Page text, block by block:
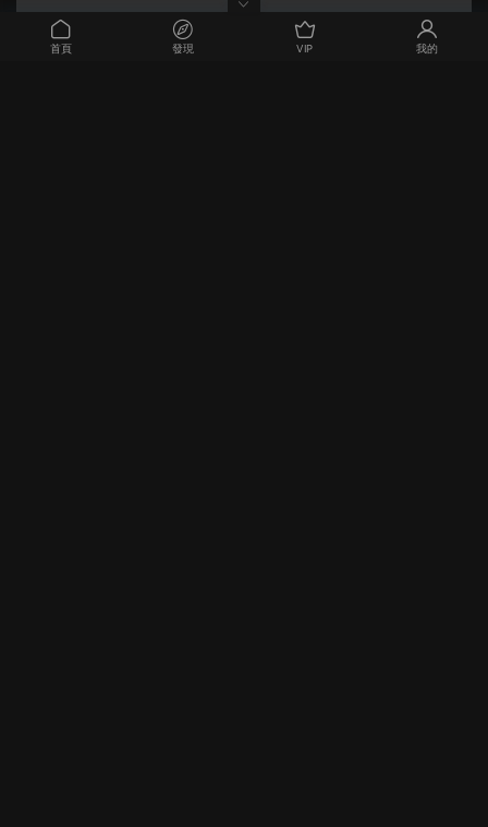
电影
(1080P&4K60帧)万里归途 (1080P) 明日战记
首頁 發現 VIP 我的